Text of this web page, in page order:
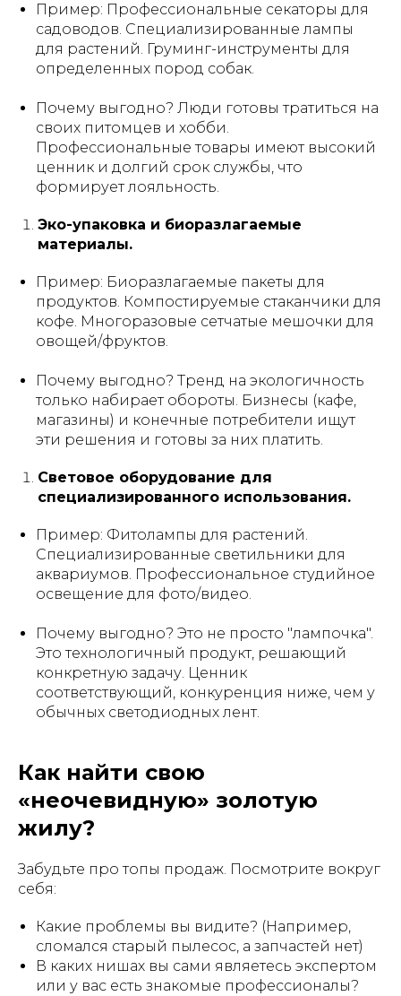
Пример: Профессиональные секаторы для
садоводов. Специализированные лампы
для растений. Груминг-инструменты для
определенных пород собак.
Почему выгодно? Люди готовы тратиться на
своих питомцев и хобби.
Профессиональные товары имеют высокий
ценник и долгий срок службы, что
формирует лояльность.
Эко-упаковка и биоразлагаемые
материалы.
Пример: Биоразлагаемые пакеты для
продуктов. Компостируемые стаканчики для
кофе. Многоразовые сетчатые мешочки для
овощей/фруктов.
Почему выгодно? Тренд на экологичность
только набирает обороты. Бизнесы (кафе,
магазины) и конечные потребители ищут
эти решения и готовы за них платить.
Световое оборудование для
специализированного использования.
Пример: Фитолампы для растений.
Специализированные светильники для
аквариумов. Профессиональное студийное
освещение для фото/видео.
Почему выгодно? Это не просто "лампочка".
Это технологичный продукт, решающий
конкретную задачу. Ценник
соответствующий, конкуренция ниже, чем у
обычных светодиодных лент.
Как найти свою
«неочевидную» золотую
жилу?
Забудьте про топы продаж. Посмотрите вокруг
себя:
Какие проблемы вы видите? (Например,
сломался старый пылесос, а запчастей нет)
В каких нишах вы сами являетесь экспертом
или у вас есть знакомые профессионалы?